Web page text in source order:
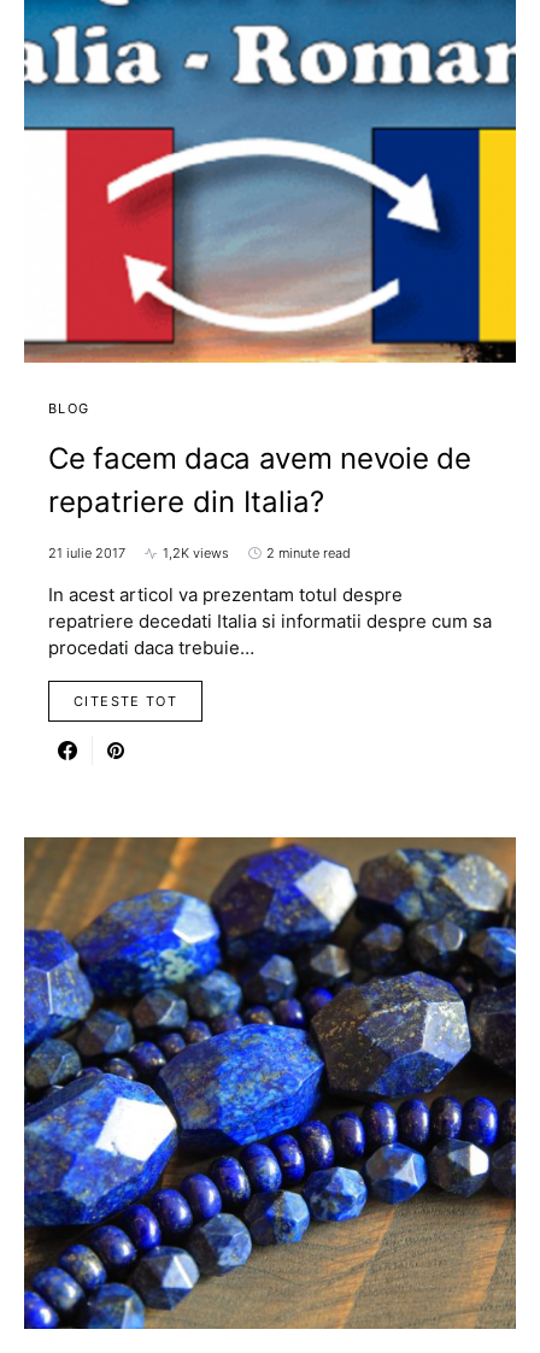
BLOG
Ce facem daca avem nevoie de
repatriere din Italia?
21 iulie 2017 1,2K views 2 minute read
In acest articol va prezentam totul despre
repatriere decedati Italia si informatii despre cum sa
procedati daca trebuie…
CITESTE TOT